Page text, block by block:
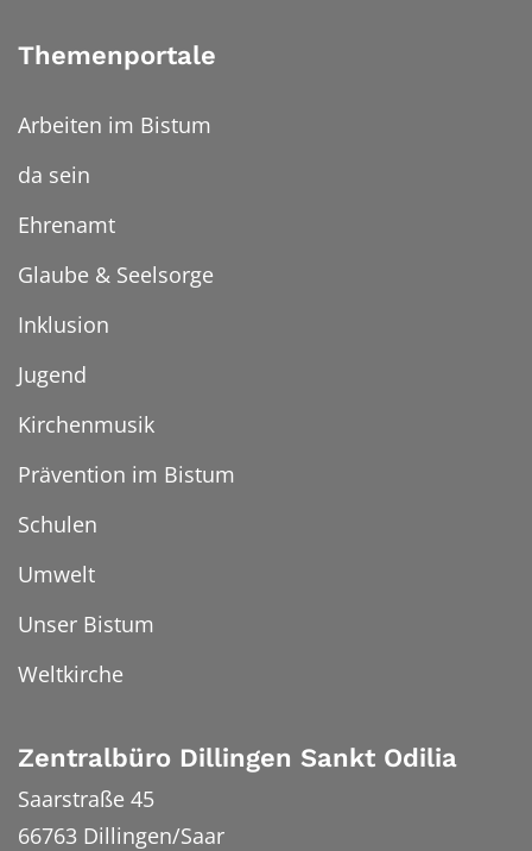
Themenportale
Arbeiten im Bistum
da sein
Ehrenamt
Glaube & Seelsorge
Inklusion
Jugend
Kirchenmusik
Prävention im Bistum
Schulen
Umwelt
Unser Bistum
Weltkirche
Zentralbüro Dillingen Sankt Odilia
Saarstraße 45
66763 Dillingen/Saar